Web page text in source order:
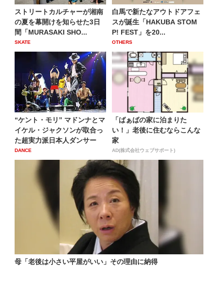
ストリートカルチャーが湘南
の夏を幕開けを知らせた3日
間「MURASAKI SHO...
SKATE
白馬で新たなアウトドアフェ
スが誕生「HAKUBA STOM
P! FEST」を20...
OTHERS
“ケント・モリ” マドンナとマ
イケル・ジャクソンが取合っ
た超実力派日本人ダンサー
DANCE
「ばぁばの家に泊まりた
い！」老後に住むならこんな
家
AD(株式会社ウェブサポート)
母「老後は小さい平屋がいい」その理由に納得